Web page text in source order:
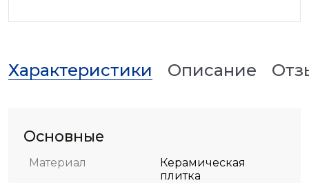
Характеристики Описание
Основные
Материал
Керамическая
плитка